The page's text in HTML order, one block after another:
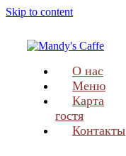
Skip to content
О нас
Меню
Карта
гостя
Контакты